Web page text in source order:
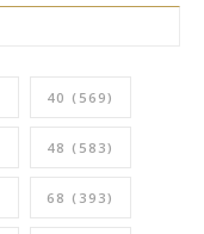
40 (569)
48 (583)
68 (393)